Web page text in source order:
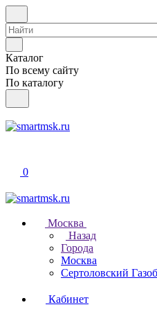
Каталог
По всему сайту
По каталогу
0
Москва
Назад
Города
Москва
Сертоловский
Кабинет